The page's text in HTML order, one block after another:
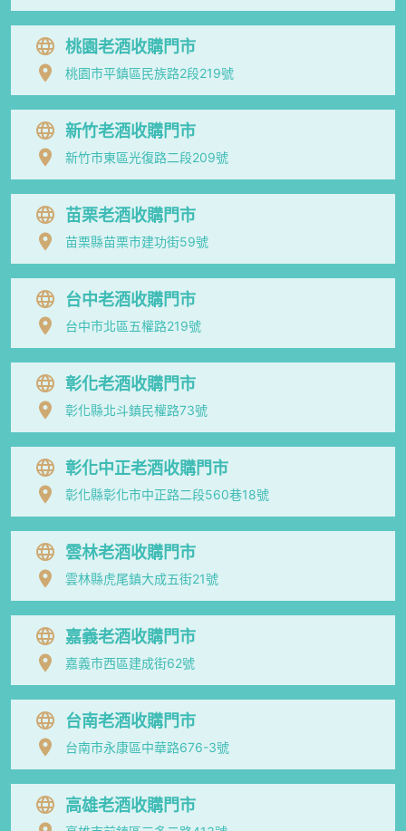
桃園老酒收購門市
桃園市平鎮區民族路2段219號
新竹老酒收購門市
新竹市東區光復路二段209號
苗栗老酒收購門市
苗栗縣苗栗市建功街59號
台中老酒收購門市
台中市北區五權路219號
彰化老酒收購門市
彰化縣北斗鎮民權路73號
彰化中正老酒收購門市
彰化縣彰化市中正路二段560巷18號
雲林老酒收購門市
雲林縣虎尾鎮大成五街21號
嘉義老酒收購門市
嘉義市西區建成街62號
台南老酒收購門市
台南市永康區中華路676-3號
高雄老酒收購門市